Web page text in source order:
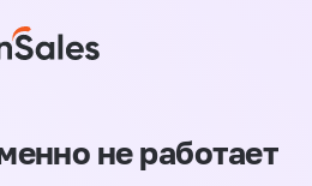
не работает